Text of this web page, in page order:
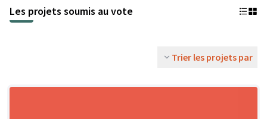
Les projets soumis au vote
Trier les projets par